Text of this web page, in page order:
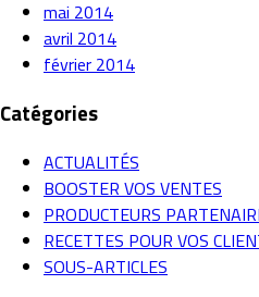
mai 2014
avril 2014
février 2014
Catégories
ACTUALITÉS
BOOSTER VOS VENTES
PRODUCTEURS
RECETTES POUR VOS
SOUS-ARTICLES